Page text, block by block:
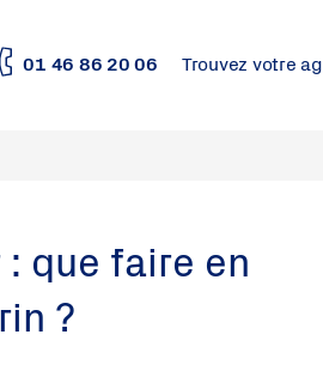
01 46 86 20 06 Trouvez votre
que faire en
?